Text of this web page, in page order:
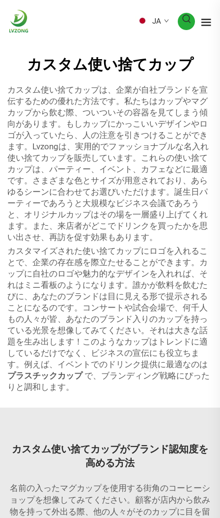
JA
カスタム使い捨てカップ
カスタム使い捨てカップは、企業が自社ブランドを宣
伝するための優れた方法です。私たちはカップやマグ
カップから飲む際、ついついその容器を見てしまう傾
向があります。もしカップにかっこいいデザインやロ
ゴが入っていたら、人の注意を引きつけることができ
ます。Lvzongは、実用的でファッショナブルな名入れ
使い捨てカップを販売しています。これらの使い捨て
カップは、パーティー、イベント、カフェなどに最適
です。さまざまな色とサイズが用意されており、あら
ゆるシーンに合わせてお選びいただけます。誕生日パ
ーティーであろうと大規模なビジネス会議であろう
と、オリジナルカップはその場を一層盛り上げてくれ
ます。また、来店者がどこでドリンクを買ったかを思
い出させ、再訪を促す効果もあります。
カスタマイズされた使い捨てカップにロゴを入れるこ
とで、企業の存在感を際立たせることができます。カ
ップに自社のロゴや魅力的なデザインを入れれば、そ
れはミニ看板のようになります。誰かが飲料を飲むた
びに、あなたのブランドは目に見える形で提示される
ことになるのです。コンサートや試合会場で、何千人
もの人々が皆、あなたのブランド入りのカップを持っ
ている光景を想像してみてください。それは大きな話
題を生み出します！このようなカップはトレンドに適
しているだけでなく、ビジネスの宣伝にも役立ちま
す。例えば、イベントでのドリンク提供に最適なのは
プラスチックカップ で、ブランディング戦略にぴった
りと調和します。
カスタム使い捨てカップがブランド認知度を
高める方法
名前の入ったマグカップを使用する街角のコーヒーシ
ョップを想像してみてください。顧客が店内から飲み
物を持って外出る際、他の人々がそのカップに目を留